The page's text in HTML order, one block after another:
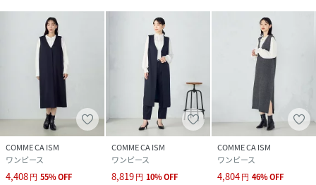
性別タイプ
素材
ポリエステル82％ レーヨン10％ ポリウレタ
サイズ F
品番
MC1205_12
12-31OI02-204-09-000 MC1205)
COMME CA ISM
ワンピース
4,408円 55%OFF
COMME CA ISM
ワンピース
8,819円 10%OFF
COMME CA ISM
ワンピース
4,804円 46%OFF